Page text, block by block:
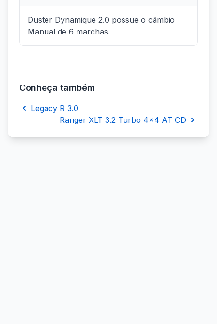
Duster Dynamique 2.0 possue o câmbio
Manual de 6 marchas.
Conheça também
Legacy R 3.0
Ranger XLT 3.2 Turbo 4x4 AT CD